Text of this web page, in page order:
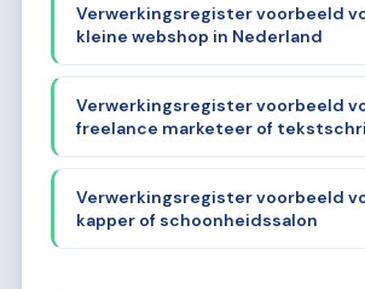
Verwerkingsregister voorbeeld
kleine webshop in Nederland
Verwerkingsregister voorbeeld
freelance marketeer of
Verwerkingsregister voorbeeld
kapper of schoonheidssalon